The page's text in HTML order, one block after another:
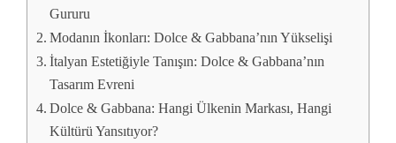
Gururu
Modanın İkonları: Dolce & Gabbana’nın Yükselişi
İtalyan Estetiğiyle Tanışın: Dolce & Gabbana’nın
Tasarım Evreni
Dolce & Gabbana: Hangi Ülkenin Markası, Hangi
Kültürü Yansıtıyor?